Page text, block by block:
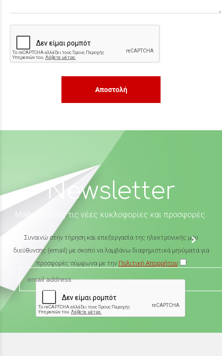
Αποστολή
Newsletter
Μάθε πρώτος τις νέες κυκλοφορίες και προσφορές.
Συναινώ στην τήρηση και επεξεργασία της ηλεκτρονικής μου
διεύθυνσης (email) με σκοπό να λαμβάνω διαφημιστικά μηνύματα για
προσφορές σύμφωνα με την Πολιτική Απορρήτου